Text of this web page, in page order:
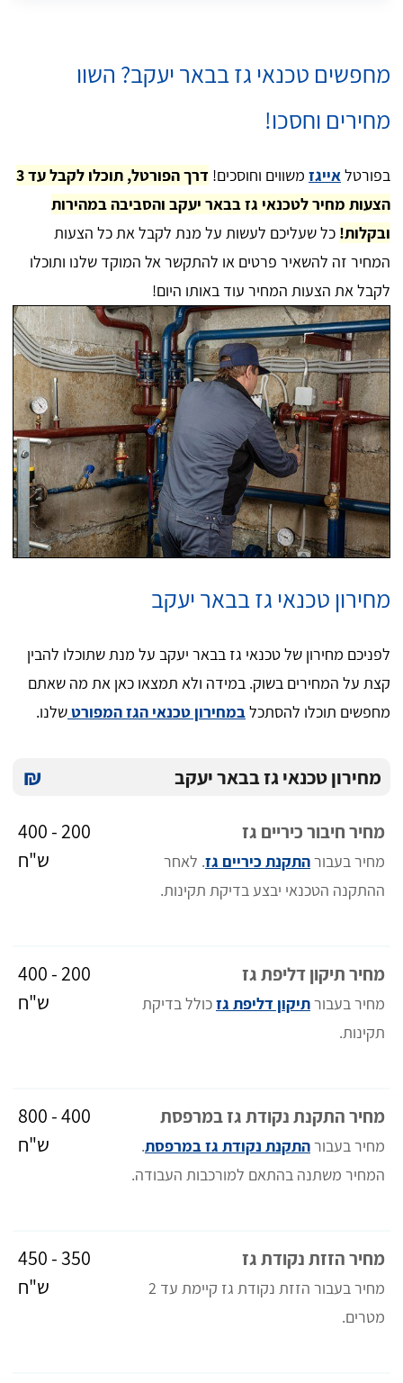
מחפשים טכנאי גז בבאר יעקב? השוו
מחירים וחסכו!
בפורטלאייגז משווים וחוסכים!
דרך הפורטל, תוכלו לקבל עד 3
הצעות מחיר לטכנאי גז בבאר יעקב והסביבה במהירות
ובקלות! כל שעליכם לעשות על מנת לקבל את כל הצעות
המחיר זה להשאיר פרטים או להתקשר אל המוקד שלנו ותוכלו
לקבל את הצעות המחיר עוד באותו היום!
מחירון טכנאי גז בבאר יעקב
לפניכם מחירון של טכנאי גז בבאר יעקב על מנת שתוכלו להבין
קצת על המחירים בשוק. במידה ולא תמצאו כאן את מה שאתם
מחפשים תוכלו להסתכלבמחירון טכנאי הגז המפורטשלנו.
₪ מחירון טכנאי גז בבאר יעקב
מחיר חיבור כיריים גז
מחיר בעבורהתקנת כיריים גז. לאחר
ההתקנה הטכנאי יבצע בדיקת תקינות.
200 - 400
ש"ח
מחיר תיקון דליפת גז
מחיר בעבורתיקון דליפת גזכולל בדיקת
תקינות.
200 - 400
ש"ח
מחיר התקנת נקודת גז במרפסת
מחיר בעבורהתקנת נקודת גז במרפסת.
המחיר משתנה בהתאם למורכבות העבודה.
400 - 800
ש"ח
מחיר הזזת נקודת גז
מחיר בעבור הזזת נקודת גז קיימת עד 2
מטרים.
350 - 450
ש"ח